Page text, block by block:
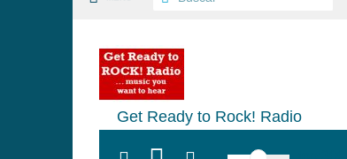
Get Ready to Rock! Radio